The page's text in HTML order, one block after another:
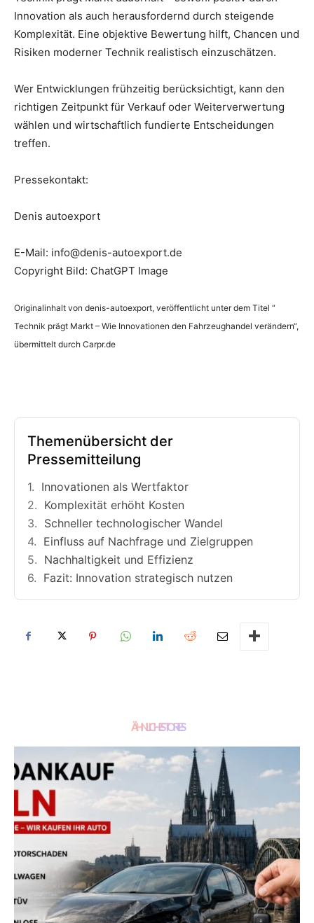
Innovation als auch herausfordernd durch steigende
Komplexität. Eine objektive Bewertung hilft, Chancen und
Risiken moderner Technik realistisch einzuschätzen.
Wer Entwicklungen frühzeitig berücksichtigt, kann den
richtigen Zeitpunkt für Verkauf oder Weiterverwertung
wählen und wirtschaftlich fundierte Entscheidungen
treffen.
Pressekontakt:
Denis autoexport
E-Mail: info@denis-autoexport.de
Copyright Bild: ChatGPT Image
Originalinhalt von denis-autoexport, veröffentlicht unter dem Titel “
Technik prägt Markt – Wie Innovationen den Fahrzeughandel verändern“,
übermittelt durch Carpr.de
Themenübersicht der
Pressemitteilung
Innovationen als Wertfaktor
Komplexität erhöht Kosten
Schneller technologischer Wandel
Einfluss auf Nachfrage und Zielgruppen
Nachhaltigkeit und Effizienz
Fazit: Innovation strategisch nutzen
ÄHNLICHE STORIES